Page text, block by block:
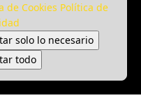
de Cookies Política de
solo lo necesario
todo